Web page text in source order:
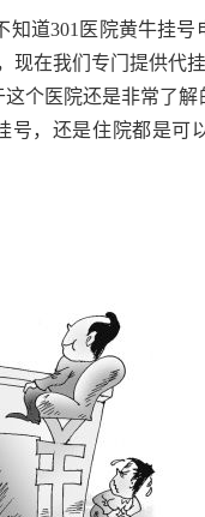
道301医院黄牛挂
在我们专门提供代
个医院还是非常了解
，还是住院都是可